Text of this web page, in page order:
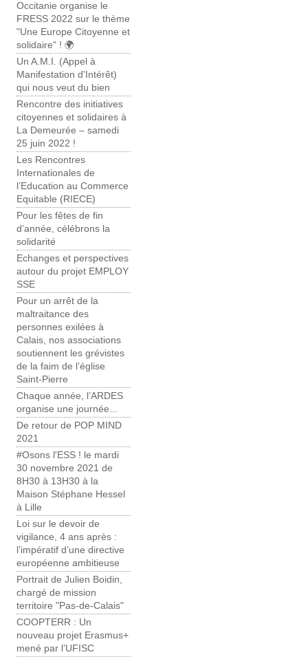
Occitanie organise le
FRESS 2022 sur le thème
"Une Europe Citoyenne et
solidaire" ! 🌍
Un A.M.I. (Appel à
Manifestation d'Intérêt)
qui nous veut du bien
Rencontre des initiatives
citoyennes et solidaires à
La Demeurée – samedi
25 juin 2022 !
Les Rencontres
Internationales de
l’Education au Commerce
Equitable (RIECE)
Pour les fêtes de fin
d’année, célébrons la
solidarité
Echanges et perspectives
autour du projet EMPLOY
SSE
Pour un arrêt de la
maltraitance des
personnes exilées à
Calais, nos associations
soutiennent les grévistes
de la faim de l’église
Saint-Pierre
Chaque année, l’ARDES
organise une journée...
De retour de POP MIND
2021
#Osons l'ESS ! le mardi
30 novembre 2021 de
8H30 à 13H30 à la
Maison Stéphane Hessel
à Lille
Loi sur le devoir de
vigilance, 4 ans après :
l’impératif d’une directive
européenne ambitieuse
Portrait de Julien Boidin,
chargé de mission
territoire "Pas-de-Calais"
COOPTERR : Un
nouveau projet Erasmus+
mené par l’UFISC